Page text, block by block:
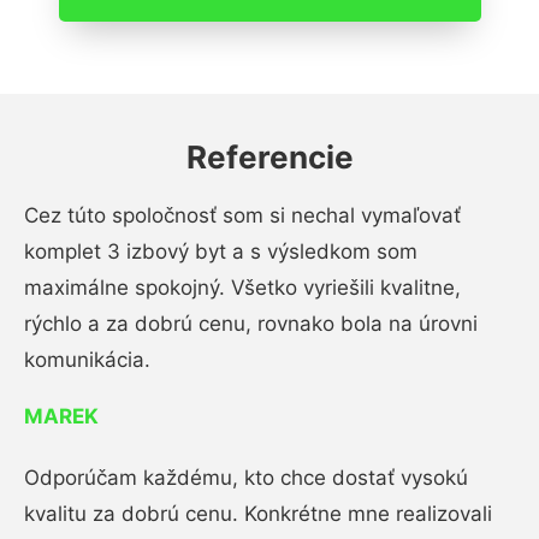
Referencie
Cez túto spoločnosť som si nechal vymaľovať
komplet 3 izbový byt a s výsledkom som
maximálne spokojný. Všetko vyriešili kvalitne,
rýchlo a za dobrú cenu, rovnako bola na úrovni
komunikácia.
MAREK
Odporúčam každému, kto chce dostať vysokú
kvalitu za dobrú cenu. Konkrétne mne realizovali